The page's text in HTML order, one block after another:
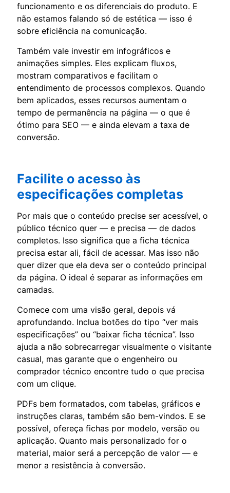
funcionamento e os diferenciais do produto. E
não estamos falando só de estética — isso é
sobre eficiência na comunicação.
Também vale investir em infográficos e
animações simples. Eles explicam fluxos,
mostram comparativos e facilitam o
entendimento de processos complexos. Quando
bem aplicados, esses recursos aumentam o
tempo de permanência na página — o que é
ótimo para SEO — e ainda elevam a taxa de
conversão.
Facilite o acesso às
especificações completas
Por mais que o conteúdo precise ser acessível, o
público técnico quer — e precisa — de dados
completos. Isso significa que a ficha técnica
precisa estar ali, fácil de acessar. Mas isso não
quer dizer que ela deva ser o conteúdo principal
da página. O ideal é separar as informações em
camadas.
Comece com uma visão geral, depois vá
aprofundando. Inclua botões do tipo “ver mais
especificações” ou “baixar ficha técnica”. Isso
ajuda a não sobrecarregar visualmente o visitante
casual, mas garante que o engenheiro ou
comprador técnico encontre tudo o que precisa
com um clique.
PDFs bem formatados, com tabelas, gráficos e
instruções claras, também são bem-vindos. E se
possível, ofereça fichas por modelo, versão ou
aplicação. Quanto mais personalizado for o
material, maior será a percepção de valor — e
menor a resistência à conversão.